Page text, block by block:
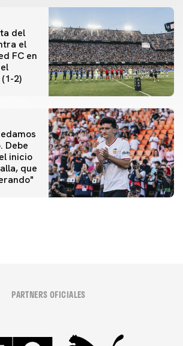
del
el
FC en
2)
Debe
inicio
que
CF-Newcastle United FC
PARTNERS OFICIALES